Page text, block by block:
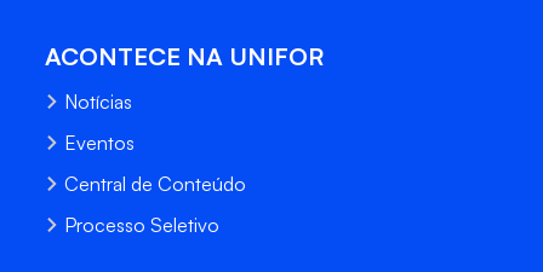
ACONTECE NA UNIFOR
Notícias
Eventos
Central de Conteúdo
Processo Seletivo